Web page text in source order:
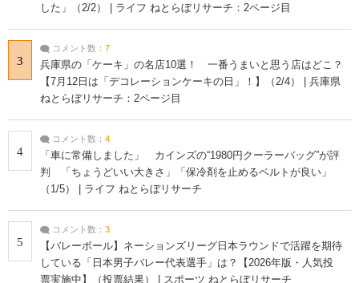
した」（2/2） | ライフ ねとらぼリサーチ：2ページ目
3
コメント数： 7
兵庫県の「ケーキ」の名店10選！ 一番うまいと思う店はどこ？
【7月12日は「デコレーションケーキの日」！】（2/4） | 兵庫県
ねとらぼリサーチ：2ページ目
4
コメント数： 4
「車に常備しました」 カインズの“1980円クーラーバッグ”が評
判 「ちょうどいい大きさ」「保冷剤を止めるベルトが良い」
（1/5） | ライフ ねとらぼリサーチ
5
コメント数： 3
【バレーボール】ネーションズリーグ日本ラウンドで活躍を期待
している「日本男子バレー代表選手」は？【2026年版・人気投
票実施中】（投票結果） | スポーツ ねとらぼリサーチ